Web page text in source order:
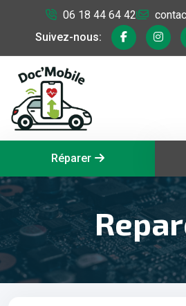
Suivez-nous:
06 18 44 64 42
Réparer